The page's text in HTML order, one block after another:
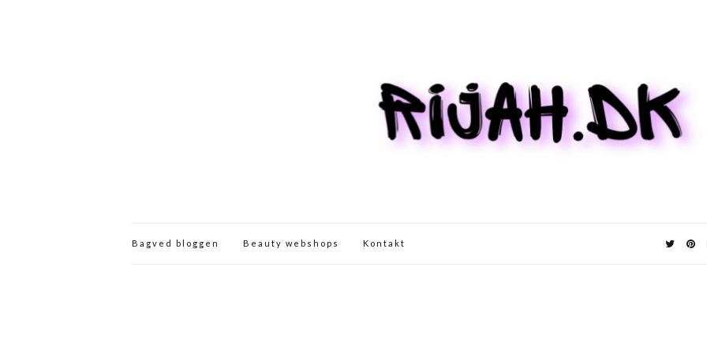
Bagved bloggen Beauty webshops Kontakt